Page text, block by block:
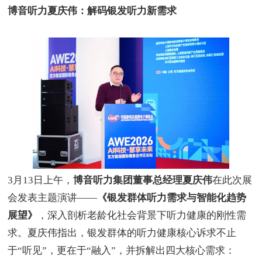
博音听力夏庆伟：解码银发听力新需求
3 月 13 日上午，博音听力集团董事总经理夏庆伟在此次展
会发表主题演讲—— 《银发群体听力需求与智能化趋势
展望》
，深入剖析老龄化社会背景下听力健康的刚性需
求。夏庆伟指出，银发群体的听力健康核心诉求不止
于“听见” ，更在于“融入” ，并拆解出四大核心需求：